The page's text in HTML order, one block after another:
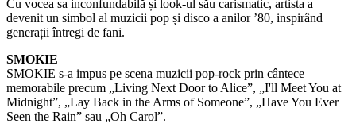
Cu vocea sa inconfundabilă și look-ul său carismatic, artista a
devenit un simbol al muzicii pop și disco a anilor ’80, inspirând
generații întregi de fani.
SMOKIE
SMOKIE s-a impus pe scena muzicii pop-rock prin cântece
memorabile precum „Living Next Door to Alice”, „I'll Meet You at
Midnight”, „Lay Back in the Arms of Someone”, „Have You Ever
Seen the Rain” sau „Oh Carol”.